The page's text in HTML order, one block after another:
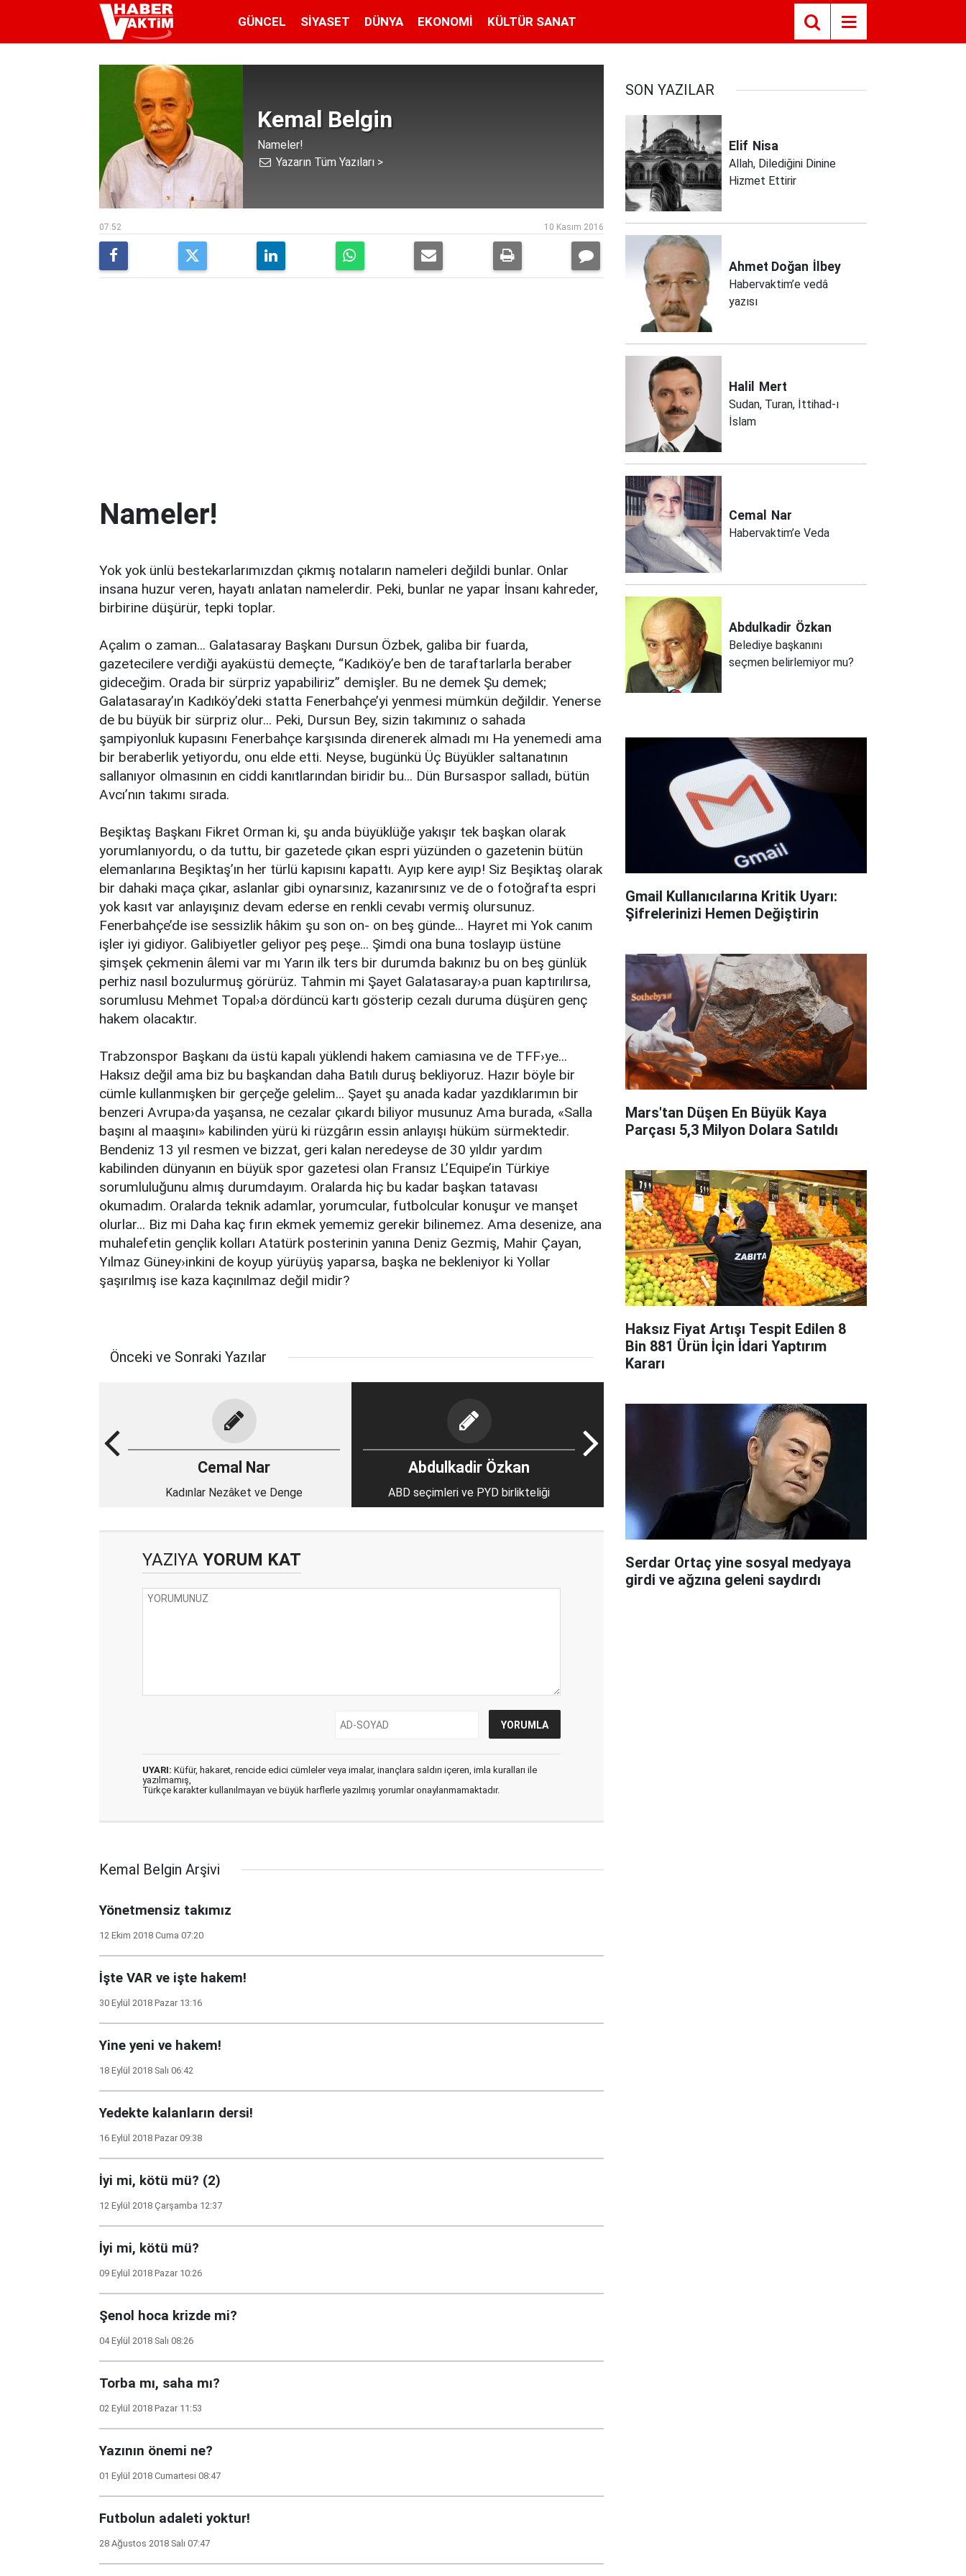
GÜNCEL SIYASET DÜNYA EKONOMI KÜLTÜR SANAT
Kemal Belgin
Nameler!
Yazarın Tüm Yazıları >
07:52 10 Kasım 2016
Nameler!
Yok yok ünlü bestekarlarımızdan çıkmış notaların nameleri değildi bunlar. Onlar
insana huzur veren, hayatı anlatan namelerdir. Peki, bunlar ne yapar İnsanı kahreder,
birbirine düşürür, tepki toplar.
Açalım o zaman... Galatasaray Başkanı Dursun Özbek, galiba bir fuarda,
gazetecilere verdiği ayaküstü demeçte, “Kadıköy’e ben de taraftarlarla beraber
gideceğim. Orada bir sürpriz yapabiliriz” demişler. Bu ne demek Şu demek;
Galatasaray’ın Kadıköy’deki statta Fenerbahçe’yi yenmesi mümkün değildir. Yenerse
de bu büyük bir sürpriz olur... Peki, Dursun Bey, sizin takımınız o sahada
şampiyonluk kupasını Fenerbahçe karşısında direnerek almadı mı Ha yenemedi ama
bir beraberlik yetiyordu, onu elde etti. Neyse, bugünkü Üç Büyükler saltanatının
sallanıyor olmasının en ciddi kanıtlarından biridir bu... Dün Bursaspor salladı, bütün
Avcı’nın takımı sırada.
Beşiktaş Başkanı Fikret Orman ki, şu anda büyüklüğe yakışır tek başkan olarak
yorumlanıyordu, o da tuttu, bir gazetede çıkan espri yüzünden o gazetenin bütün
elemanlarına Beşiktaş’ın her türlü kapısını kapattı. Ayıp kere ayıp! Siz Beşiktaş olarak
bir dahaki maça çıkar, aslanlar gibi oynarsınız, kazanırsınız ve de o fotoğrafta espri
yok kasıt var anlayışınız devam ederse en renkli cevabı vermiş olursunuz.
Fenerbahçe’de ise sessizlik hâkim şu son on- on beş günde... Hayret mi Yok canım
işler iyi gidiyor. Galibiyetler geliyor peş peşe... Şimdi ona buna toslayıp üstüne
şimşek çekmenin âlemi var mı Yarın ilk ters bir durumda bakınız bu on beş günlük
perhiz nasıl bozulurmuş görürüz. Tahmin mi Şayet Galatasaray›a puan kaptırılırsa,
sorumlusu Mehmet Topal›a dördüncü kartı gösterip cezalı duruma düşüren genç
hakem olacaktır.
Trabzonspor Başkanı da üstü kapalı yüklendi hakem camiasına ve de TFF›ye...
Haksız değil ama biz bu başkandan daha Batılı duruş bekliyoruz. Hazır böyle bir
cümle kullanmışken bir gerçeğe gelelim... Şayet şu anada kadar yazdıklarımın bir
benzeri Avrupa›da yaşansa, ne cezalar çıkardı biliyor musunuz Ama burada, «Salla
başını al maaşını» kabilinden yürü ki rüzgârın essin anlayışı hüküm sürmektedir.
Bendeniz 13 yıl resmen ve bizzat, geri kalan neredeyse de 30 yıldır yardım
kabilinden dünyanın en büyük spor gazetesi olan Fransız L’Equipe’in Türkiye
sorumluluğunu almış durumdayım. Oralarda hiç bu kadar başkan tatavası
okumadım. Oralarda teknik adamlar, yorumcular, futbolcular konuşur ve manşet
olurlar... Biz mi Daha kaç fırın ekmek yememiz gerekir bilinemez. Ama desenize, ana
muhalefetin gençlik kolları Atatürk posterinin yanına Deniz Gezmiş, Mahir Çayan,
Yılmaz Güney›inkini de koyup yürüyüş yaparsa, başka ne bekleniyor ki Yollar
şaşırılmış ise kaza kaçınılmaz değil midir?
Önceki ve Sonraki Yazılar
Cemal Nar
Kadınlar Nezâket ve Denge
Abdulkadir Özkan
ABD seçimleri ve PYD birlikteliği
YAZIYA YORUM KAT
UYARI: Küfür, hakaret, rencide edici cümleler veya imalar, inançlara saldırı içeren, imla kuralları ile
yazılmamış,
Türkçe karakter kullanılmayan ve büyük harflerle yazılmış yorumlar onaylanmamaktadır.
Kemal Belgin Arşivi
Yönetmensiz takımız
12 Ekim 2018 Cuma 07:20
İşte VAR ve işte hakem!
30 Eylül 2018 Pazar 13:16
Yine yeni ve hakem!
18 Eylül 2018 Salı 06:42
Yedekte kalanların dersi!
16 Eylül 2018 Pazar 09:38
İyi mi, kötü mü? (2)
12 Eylül 2018 Çarşamba 12:37
İyi mi, kötü mü?
09 Eylül 2018 Pazar 10:26
Şenol hoca krizde mi?
04 Eylül 2018 Salı 08:26
Torba mı, saha mı?
02 Eylül 2018 Pazar 11:53
Yazının önemi ne?
01 Eylül 2018 Cumartesi 08:47
Futbolun adaleti yoktur!
28 Ağustos 2018 Salı 07:47
SON YAZILAR
Elif Nisa
Allah, Dilediğini Dinine
Hizmet Ettirir
Ahmet Doğan İlbey
Habervaktim’e vedâ
yazısı
Halil Mert
Sudan, Turan, İttihad-ı
İslam
Cemal Nar
Habervaktim’e Veda
Abdulkadir Özkan
Belediye başkanını
seçmen belirlemiyor mu?
Gmail Kullanıcılarına Kritik Uyarı:
Şifrelerinizi Hemen Değiştirin
Mars'tan Düşen En Büyük Kaya
Parçası 5,3 Milyon Dolara Satıldı
Haksız Fiyat Artışı Tespit Edilen 8
Bin 881 Ürün İçin İdari Yaptırım
Kararı
Serdar Ortaç yine sosyal medyaya
girdi ve ağzına geleni saydırdı